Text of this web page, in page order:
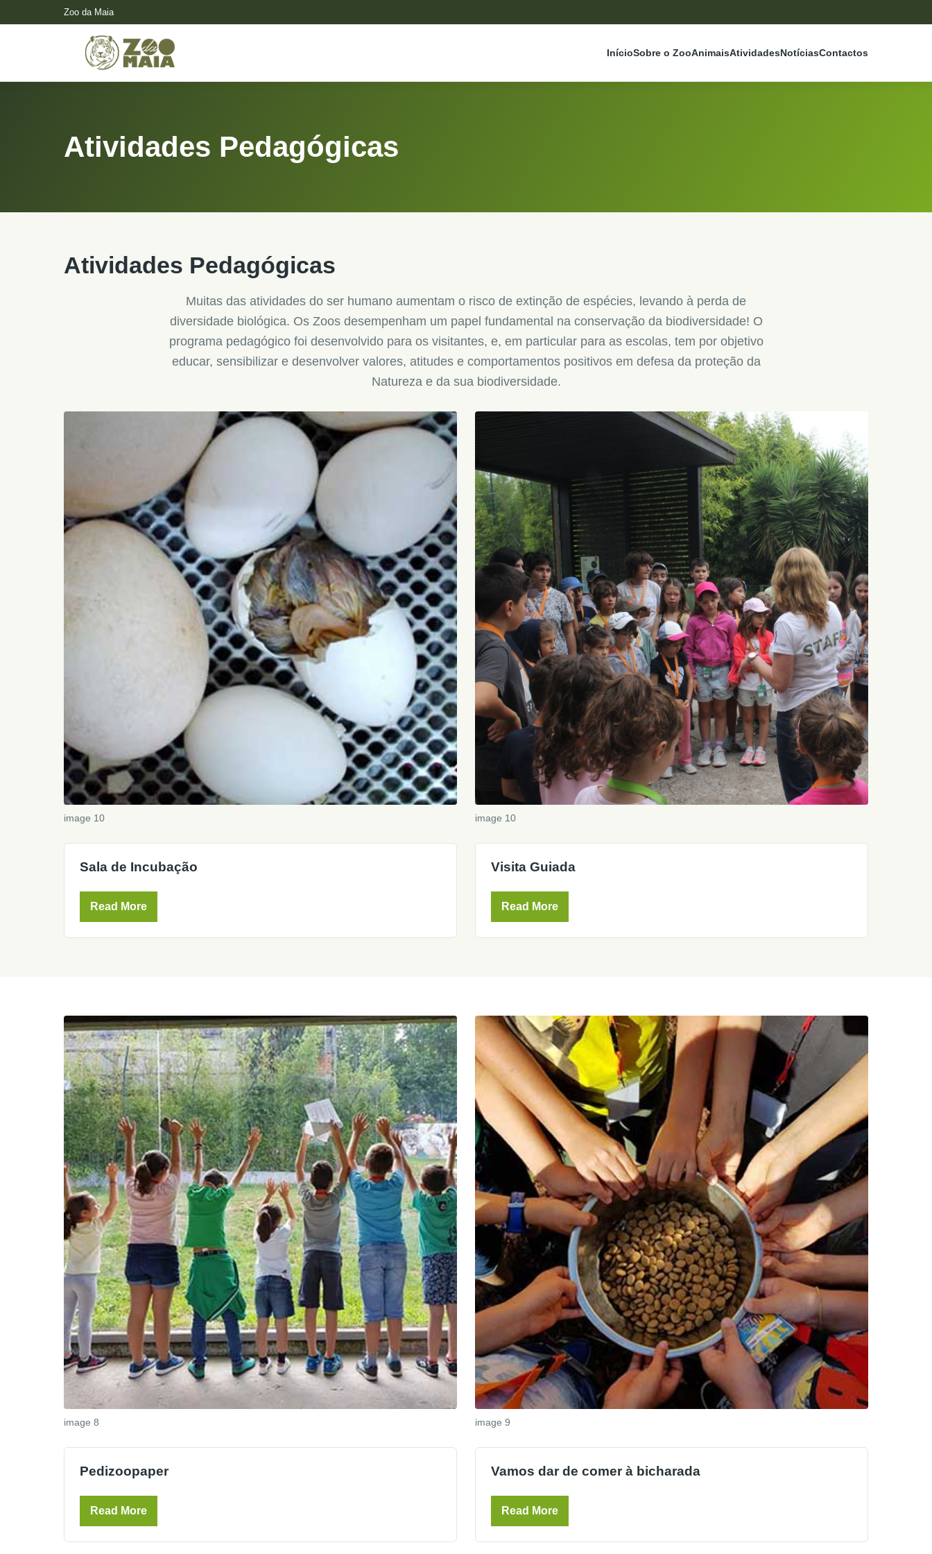
Zoo da Maia
InícioSobre o ZooAnimaisAtividadesNotíciasContactos
Atividades Pedagógicas
Atividades Pedagógicas
Muitas das atividades do ser humano aumentam o risco de extinção de espécies, levando à perda de
diversidade biológica. Os Zoos desempenham um papel fundamental na conservação da biodiversidade! O
programa pedagógico foi desenvolvido para os visitantes, e, em particular para as escolas, tem por objetivo
educar, sensibilizar e desenvolver valores, atitudes e comportamentos positivos em defesa da proteção da
Natureza e da sua biodiversidade.
image 10
Sala de Incubação
Read More
image 10
Visita Guiada
Read More
image 8
Pedizoopaper
Read More
image 9
Vamos dar de comer à bicharada
Read More